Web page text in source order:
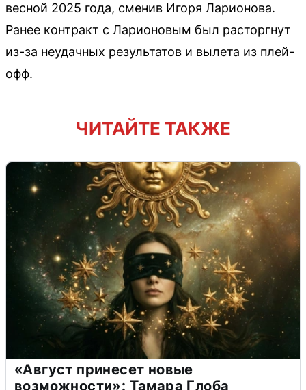
весной 2025 года, сменив Игоря Ларионова.
Ранее контракт с Ларионовым был расторгнут
из-за неудачных результатов и вылета из плей-
офф.
ЧИТАЙТЕ ТАКЖЕ
«Август принесет новые
возможности»: Тамара Глоба